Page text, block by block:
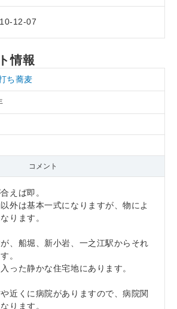
12-07
情報
ち蕎麦
コメント
えば即。
外は基本一式になりますが、物によ
ります。
、船堀、新小岩、一之江駅からそれ
。
った静かな住宅地にあります。
近くに病院がありますので、病院関
ります。